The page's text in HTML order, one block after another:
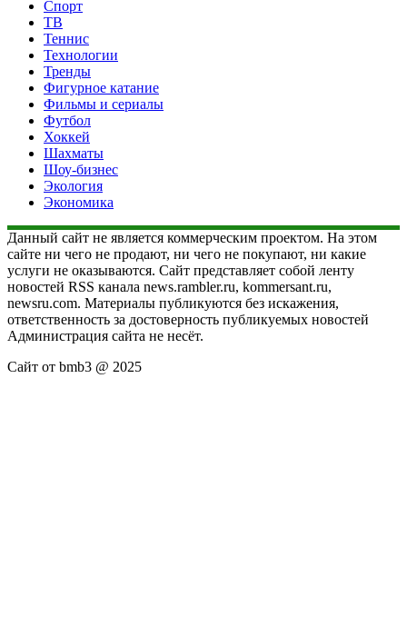
Спорт
ТВ
Теннис
Технологии
Тренды
Фигурное катание
Фильмы и сериалы
Футбол
Хоккей
Шахматы
Шоу-бизнес
Экология
Экономика
Данный сайт не является коммерческим проектом. На этом
сайте ни чего не продают, ни чего не покупают, ни какие
услуги не оказываются. Сайт представляет собой ленту
новостей RSS канала news.rambler.ru, kommersant.ru,
newsru.com. Материалы публикуются без искажения,
ответственность за достоверность публикуемых новостей
Администрация сайта не несёт.
Сайт от bmb3 @ 2025